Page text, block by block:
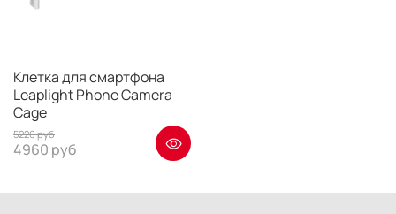
Клетка для смартфона
Leaplight Phone Camera
Cage
5220 руб
4960 руб